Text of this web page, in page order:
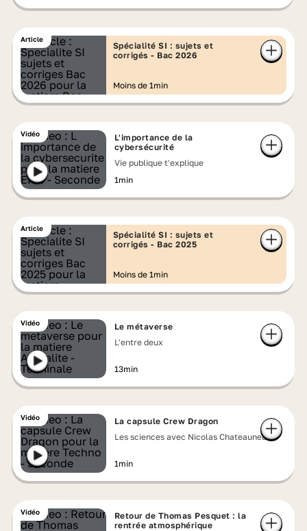
Article
Spécialité SI : sujets et
corrigés - Bac 2026
Moins de 1min
Vidéo
L'importance de la
cybersécurité
Vie publique t'explique
1min
Article
Spécialité SI : sujets et
corrigés - Bac 2025
Moins de 1min
Vidéo
Le métaverse
L'entre deux
13min
Vidéo
La capsule Crew Dragon
Les sciences avec Nicolas Chateauneuf
1min
Vidéo
Retour de Thomas Pesquet : la
rentrée atmosphérique